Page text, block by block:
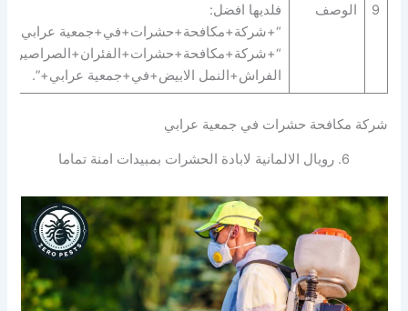
9 الوصف
فلديها افضل:
“+شركة+مكافحة+حشرات+في+جمعية عرابي+”
الفراش+النمل الابيض+في+جمعية عرابي+”.
شركة مكافحة حشرات في جمعية عرابي
6. رويال الالمانية لابادة الحشرات بمبيدات امنة تماما